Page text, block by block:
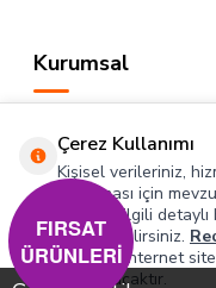
Kurumsal
Hızlı Erişim
Sosyal
Adres & İletişim
Çerez Kullanımı
Kişisel verileriniz,
sunulması için
Konuyla ilgili
inceleyebilirsiniz.
yalnızca internet
kullanılacaktır.
FIRSAT
ÜRÜNLERİ